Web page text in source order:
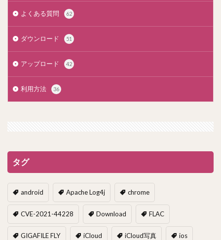
よくある質問 62
ダウンロード 51
アップロード 42
利用方法 36
タグ
android Apache Log4j chrome
CVE-2021-44228 Download FLAC
GIGAFILE FLY iCloud iCloud写真 ios